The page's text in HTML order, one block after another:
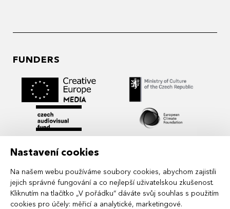
Nastavení cookies
Na našem webu používáme soubory cookies, abychom zajistili
jejich správné fungování a co nejlepší uživatelskou zkušenost.
Kliknutím na tlačítko „V pořádku“ dáváte svůj souhlas s použitím
cookies pro účely: měřicí a analytické, marketingové.
FUNDERS